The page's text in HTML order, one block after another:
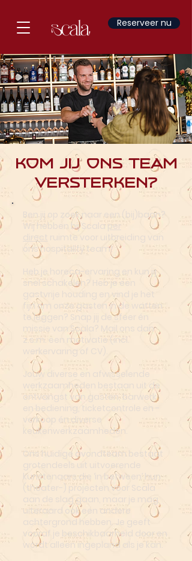
Reserveer nu
Kom jij ons team
versterken?
Ben jij op zoek naar een (bij)baan?
Wij hebben bij Scala per
direct
ruimte voor uitbreiding van
ons hospitality team!
Heb je horeca-ervaring en kun jij
snel schakelen? Heb je een
gastvrije houding en vind je het
fijn om onze gasten in de watten
te leggen? Snap jij de sfeer én
missie van Scala?
Mail ons
dan
z.s.m. een motivatie (incl.
Jouw diverse en afwisselende
werkzaamheden bestaan uit de
ontvangst van gasten, barwerk
en bediening, ticketcontrole en -
verkoop én diverse
keukenwerkzaamheden.
Ons huidige avondteam bestaat
grotendeels uit uitvoerende
kunstenaars die ‘in between’ hun
(theater-) projecten voor Scala
aan de slag gaan, maar je mag
uiteraard ook een andere
achtergrond hebben. Je geeft
vooraf je beschikbaarheid door en
wordt alleen ingepland als je kan.